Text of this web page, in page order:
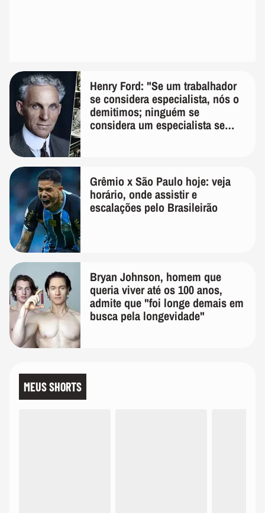
Henry Ford: "Se um trabalhador
se considera especialista, nós o
demitimos; ninguém se
considera um especialista se
Grêmio x São Paulo hoje: veja
horário, onde assistir e
escalações pelo Brasileirão
Bryan Johnson, homem que
queria viver até os 100 anos,
admite que "foi longe demais em
busca pela longevidade"
MEUS SHORTS